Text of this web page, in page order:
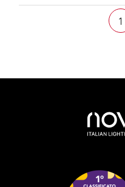
1